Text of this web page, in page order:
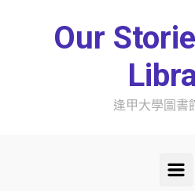
Our
逢甲大學圖書